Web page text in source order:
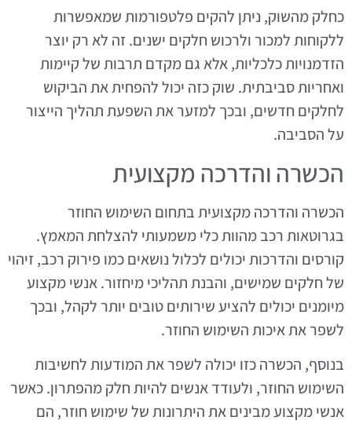
כחלק מהשוק, ניתן להקים פלטפורמות שמאפשרות
ללקוחות למכור ולרכוש חלקים ישנים. זה לא רק יוצר
הזדמנויות כלכליות, אלא גם מקדם תרבות של קיימות
ואחריות סביבתית. שוק כזה יכול להפחית את הביקוש
לחלקים חדשים, ובכך למזער את השפעת תהליך הייצור
על הסביבה.
הכשרה והדרכה מקצועית
הכשרה והדרכה מקצועית בתחום השימוש החוזר
בגרוטאות רכב מהוות כלי משמעותי להצלחת המאמץ.
קורסים והדרכות יכולים לכלול נושאים כמו פירוק רכב, זיהוי
של חלקים שמישים, והבנת תהליכי מיחזור. אנשי מקצוע
מיומנים יכולים להציע שירותים טובים יותר לקהל, ובכך
לשפר את איכות השימוש החוזר.
בנוסף, הכשרה כזו יכולה לשפר את המודעות לחשיבות
השימוש החוזר, ולעודד אנשים להיות חלק מהפתרון. כאשר
אנשי מקצוע מבינים את היתרונות של שימוש חוזר, הם